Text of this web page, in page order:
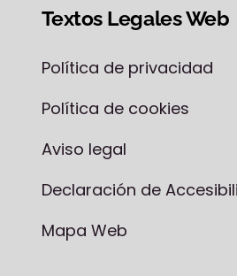
Textos Legales Web
Política de privacidad
Política de cookies
Aviso legal
Declaración de
Mapa Web